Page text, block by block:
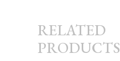
RELATED
PRODUCTS